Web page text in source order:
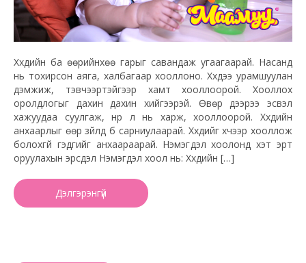
Хүүхдийн ба өөрийнхөө гарыг савандаж угаагаарай. Насанд
нь тохирсон аяга, халбагаар хооллоно. Хүүхдээ урамшуулан
дэмжиж, тэвчээртэйгээр хамт хооллоорой. Хооллох
оролдлогыг дахин дахин хийгээрэй. Өвөр дээрээ эсвэл
хажуудаа суулгаж, нүүр лүү нь харж, хооллоорой. Хүүхдийн
анхаарлыг өөр зүйлд бүү сарниулаарай. Хүүхдийг хүчээр хооллож
болохгүй гэдгийг анхаараарай. Нэмэгдэл хоолонд хэт эрт
оруулахын эрсдэл Нэмэгдэл хоол нь: Хүүхдийн […]
Дэлгэрэнгүй